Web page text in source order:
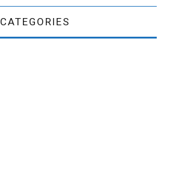
CATEGORIES